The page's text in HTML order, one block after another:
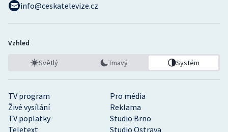
TV program
Pro média
Živé vysílání
Reklama
TV poplatky
Studio Brno
Teletext
Studio Ostrava
info@ceskatelevize.cz
Vzhled
Světlý Tmavý Systém